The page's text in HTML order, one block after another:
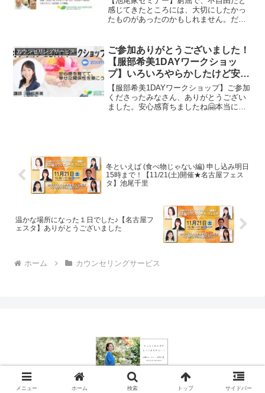
感じてきたところには、大切にしたかっ
たものがあったのかもしれません。だか
ね。
カウンセリングサービス
ご参加ありがとうございました！
【服部希美1DAYワークショッ
プ】いろいろやらかしたけど安心
感いっぱいの日
【服部希美1DAYワークショップ】ご参加
くださったみなさん、ありがとうござい
ました。安心感育ちましたね🤗本当に素
冬といえば (食べ物じゃない編) 申し込み明日
15時まで！【11/21(土)開催★名古屋フェス
タ】池尾千里
温かな場所になった１日でした♪【名古屋フ
ェスタ】ありがとうございました
ホーム カウンセリングサービス
© 2023 心理カウンセラー池尾千里 公式サイト.
メニュー ホーム 検索 トップ サイドバー